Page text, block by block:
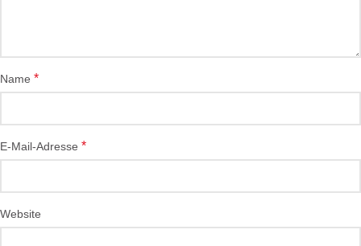
Name *
E-Mail-Adresse *
Website